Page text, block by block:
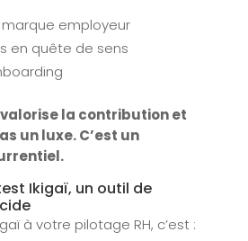
employeur
en quête de sens
la contribution et
un luxe. C’est un
Ikigaï, un outil de
à votre pilotage RH, c’est :